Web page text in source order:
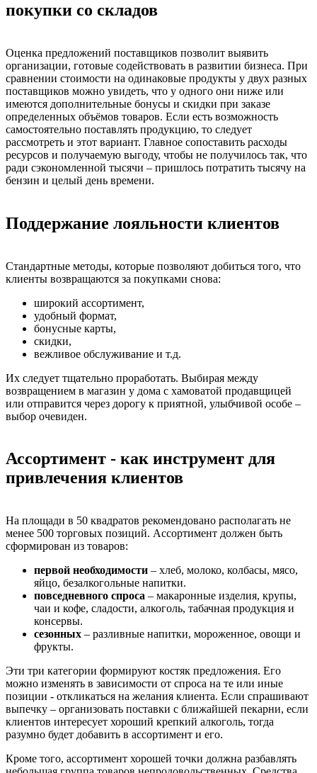
покупки со складов
Оценка предложений поставщиков позволит выявить
организации, готовые содействовать в развитии бизнеса. При
сравнении стоимости на одинаковые продукты у двух разных
поставщиков можно увидеть, что у одного они ниже или
имеются дополнительные бонусы и скидки при заказе
определенных объёмов товаров. Если есть возможность
самостоятельно поставлять продукцию, то следует
рассмотреть и этот вариант. Главное сопоставить расходы
ресурсов и получаемую выгоду, чтобы не получилось так, что
ради сэкономленной тысячи – пришлось потратить тысячу на
бензин и целый день времени.
Поддержание лояльности клиентов
Стандартные методы, которые позволяют добиться того, что
клиенты возвращаются за покупками снова:
широкий ассортимент,
удобный формат,
бонусные карты,
скидки,
вежливое обслуживание и т.д.
Их следует тщательно проработать. Выбирая между
возвращением в магазин у дома с хамоватой продавщицей
или отправится через дорогу к приятной, улыбчивой особе –
выбор очевиден.
Ассортимент - как инструмент для
привлечения клиентов
На площади в 50 квадратов рекомендовано располагать не
менее 500 торговых позиций. Ассортимент должен быть
сформирован из товаров:
первой необходимости – хлеб, молоко, колбасы, мясо,
яйцо, безалкогольные напитки.
повседневного спроса – макаронные изделия, крупы,
чаи и кофе, сладости, алкоголь, табачная продукция и
консервы.
сезонных – разливные напитки, мороженное, овощи и
фрукты.
Эти три категории формируют костяк предложения. Его
можно изменять в зависимости от спроса на те или иные
позиции - откликаться на желания клиента. Если спрашивают
выпечку – организовать поставки с ближайшей пекарни, если
клиентов интересует хороший крепкий алкоголь, тогда
разумно будет добавить в ассортимент и его.
Кроме того, ассортимент хорошей точки должна разбавлять